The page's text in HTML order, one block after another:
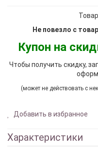
Не повезло с
Купон на
Чтобы получить скидку,
(может не действовать с
Добавить в избранное
Характеристики